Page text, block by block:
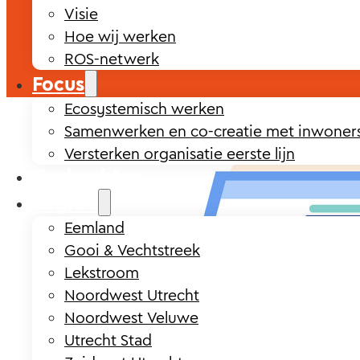
Visie
Hoe wij werken
ROS-netwerk
Focus
Ecosystemisch werken
Samenwerken en co-creatie met
Versterken organisatie eerste lijn
Eemland
Gooi & Vechtstreek
Lekstroom
Noordwest Utrecht
Noordwest Veluwe
Utrecht Stad